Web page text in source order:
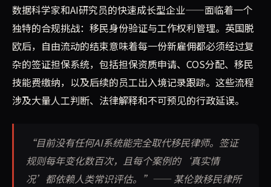
数据科学家和AI研究员的快速成长型企业——面临着一个
独特的合规挑战：移民身份验证与工作权利管理。英国脱
欧后，自由流动的结束意味着每一份新雇佣都必须经过复
杂的签证担保系统，包括担保资质申请、COS分配、移民
技能费缴纳，以及后续的员工出入境记录跟踪。这些流程
涉及大量人工判断、法律解释和不可预见的行政延误。
“目前没有任何AI系统能完全取代移民律师。签证
规则每年变化数百次，且每个案例的‘真实情
况’都依赖人类常识评估。”—— 某伦敦移民律所